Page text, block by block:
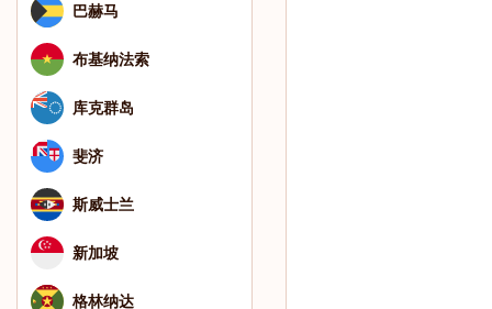
巴赫马
布基纳法索
库克群岛
斐济
斯威士兰
新加坡
格林纳达